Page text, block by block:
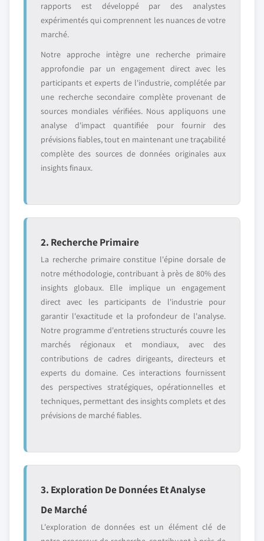
rapports est développé par des analystes
expérimentés qui comprennent les nuances de votre
marché.
Notre approche intègre une recherche primaire
approfondie par un engagement direct avec les
participants et experts de l'industrie, complétée par
une recherche secondaire complète provenant de
sources mondiales vérifiées. Nous appliquons une
analyse d'impact quantifiée pour fournir des
prévisions fiables, tout en maintenant une traçabilité
complète des sources de données originales aux
insights finaux.
2. Recherche Primaire
La recherche primaire constitue l'épine dorsale de
notre méthodologie, contribuant à près de 80% des
insights globaux. Elle implique un engagement
direct avec les participants de l'industrie pour
garantir l'exactitude et la profondeur de l'analyse.
Notre programme d'entretiens structurés couvre les
marchés régionaux et mondiaux, avec des
contributions de cadres dirigeants, directeurs et
experts du domaine. Ces interactions fournissent
des perspectives stratégiques, opérationnelles et
techniques, permettant des insights complets et des
prévisions de marché fiables.
3. Exploration De Données Et Analyse
De Marché
L'exploration de données est un élément clé de